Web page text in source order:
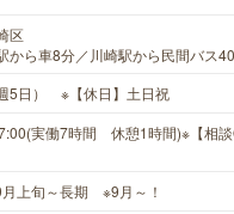
区
から車8分／川崎駅から民間バス
5日） ※【休日】土日祝
実働7時間 休憩1時間)※【相
上旬～長期 ※9月～！